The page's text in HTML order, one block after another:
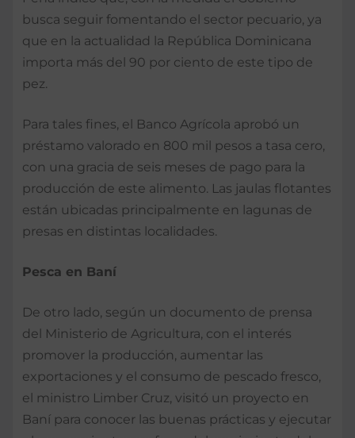
busca seguir fomentando el sector pecuario, ya
que en la actualidad la República Dominicana
importa más del 90 por ciento de este tipo de
pez.
Para tales fines, el Banco Agrícola aprobó un
préstamo valorado en 800 mil pesos a tasa cero,
con una gracia de seis meses de pago para la
producción de este alimento. Las jaulas flotantes
están ubicadas principalmente en lagunas de
presas en distintas localidades.
Pesca en Baní
De otro lado, según un documento de prensa
del Ministerio de Agricultura, con el interés
promover la producción, aumentar las
exportaciones y el consumo de pescado fresco,
el ministro Limber Cruz, visitó un proyecto en
Baní para conocer las buenas prácticas y ejecutar